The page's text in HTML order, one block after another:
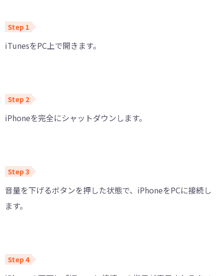
iTunesをPC上で開きます。
iPhoneを完全にシャットダウンします。
音量を下げるボタンを押した状態で、iPhoneをPCに接続し
ます。